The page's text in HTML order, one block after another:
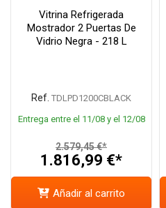
Vitrina Refrigerada
Mostrador 2 Puertas De
Vidrio Negra - 218 L
Ref. TDLPD1200CBLACK
Entrega entre el 11/08 y el 12/08
2.579,45 €*
1.816,99 €*
Añadir al carrito